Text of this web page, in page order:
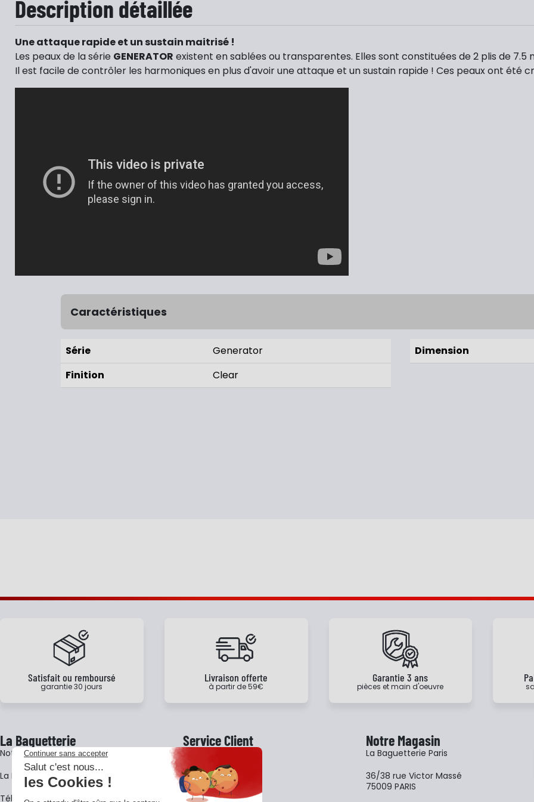
Description détaillée
Une attaque rapide et un sustain maitrisé !
Les peaux de la série GENERATOR existent en sablées ou transparentes. Elles sont constituées de 2 plis de 7.5
Il est facile de contrôler les harmoniques en plus d'avoir une attaque et un sustain rapide ! Ces peaux ont été
Caractéristiques
Série
Generator
Finition
Clear
Dimension
Satisfait ou remboursé
garantie 30 jours
Livraison offerte
à partir de 59€
Garantie 3 ans
pièces et main d'oeuvre
La Baguetterie
Notre histoire
La BagShow
​Télécharger le catalogue
Service Client
Garantie 3 ans
CGV
Notre Magasin
La Baguetterie Paris
36/38 rue Victor Massé
75009 PARIS